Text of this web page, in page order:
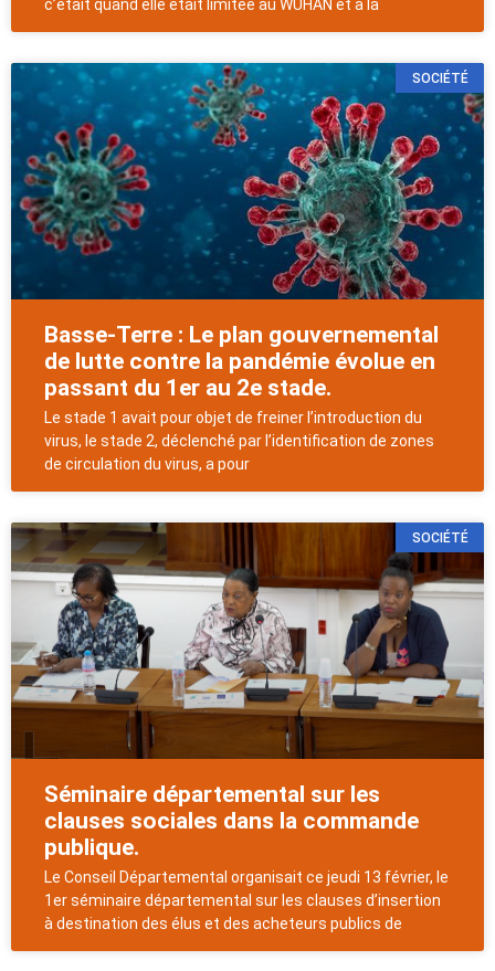
c’était quand elle était limitée au WUHAN et à la
SOCIÉTÉ
Basse-Terre : Le plan gouvernemental
de lutte contre la pandémie évolue en
passant du 1er au 2e stade.
Le stade 1 avait pour objet de freiner l’introduction du
virus, le stade 2, déclenché par l’identification de zones
de circulation du virus, a pour
SOCIÉTÉ
Séminaire départemental sur les
clauses sociales dans la commande
publique.
Le Conseil Départemental organisait ce jeudi 13 février, le
1er séminaire départemental sur les clauses d’insertion
à destination des élus et des acheteurs publics de